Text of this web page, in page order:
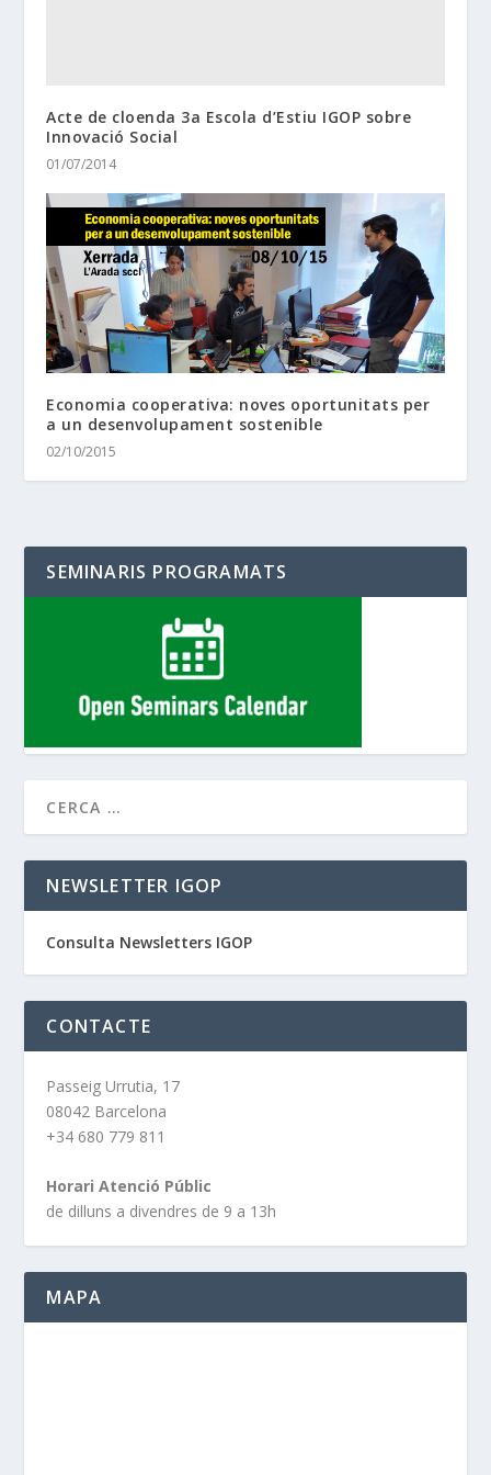
Acte de cloenda 3a Escola d’Estiu IGOP sobre
Innovació Social
01/07/2014
Economia cooperativa: noves oportunitats per
a un desenvolupament sostenible
02/10/2015
SEMINARIS PROGRAMATS
NEWSLETTER IGOP
Consulta Newsletters IGOP
CONTACTE
Passeig Urrutia, 17
08042 Barcelona
+34 680 779 811
Horari Atenció Públic
de dilluns a divendres de 9 a 13h
MAPA